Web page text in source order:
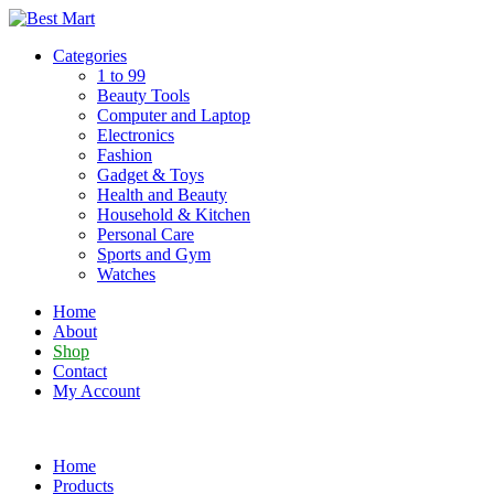
Skip
contentCategories
1 to 99
Beauty Tools
Computer and Laptop
Electronics
Fashion
Gadget & Toys
Health and Beauty
Household & Kitchen
Personal Care
Sports and Gym
Watches
Home
About
Shop
Contact
My Account
Home
Products